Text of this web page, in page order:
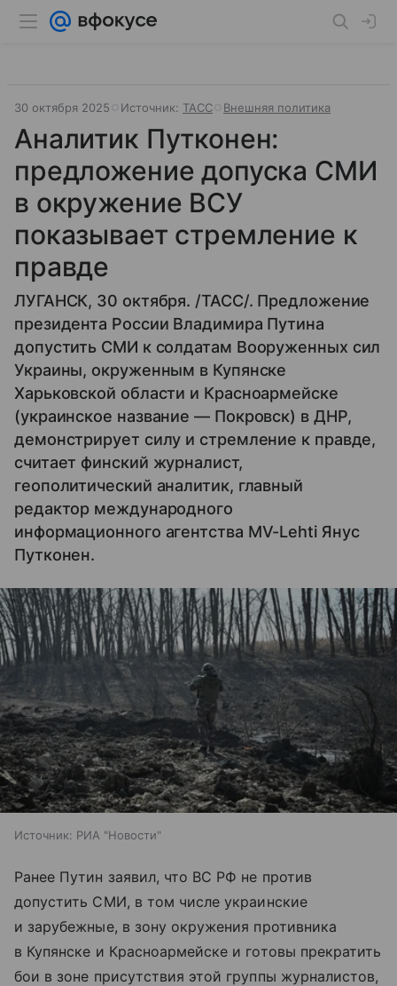
30 октября 2025 Источник: ТАСС Внешняя политика
Аналитик Путконен:
предложение допуска СМИ
в окружение ВСУ
показывает стремление к
правде
ЛУГАНСК, 30 октября. /ТАСС/. Предложение
президента России Владимира Путина
допустить СМИ к солдатам Вооруженных сил
Украины, окруженным в Купянске
Харьковской области и Красноармейске
(украинское название — Покровск) в ДНР,
демонстрирует силу и стремление к правде,
считает финский журналист,
геополитический аналитик, главный
редактор международного
информационного агентства MV-Lehti Янус
Путконен.
Источник: РИА "Новости"
Ранее Путин заявил, что ВС РФ не против
допустить СМИ, в том числе украинские
и зарубежные, в зону окружения противника
в Купянске и Красноармейске и готовы прекратить
бои в зоне присутствия этой группы журналистов,